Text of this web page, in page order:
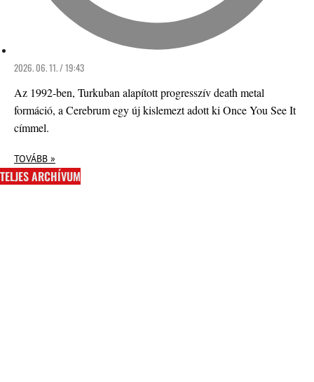
2026. 06. 11. / 19:43
Az 1992-ben, Turkuban alapított progresszív death metal
formáció, a Cerebrum egy új kislemezt adott ki Once You See It
címmel.
TOVÁBB »
TELJES ARCHÍVUM